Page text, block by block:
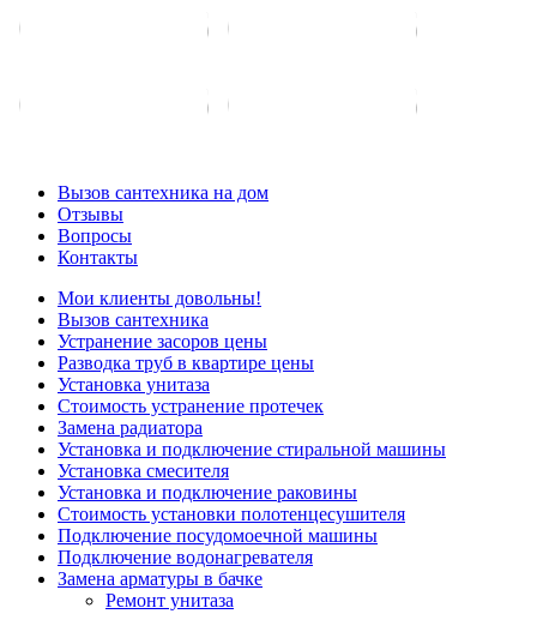
Вызов сантехника на дом
Отзывы
Вопросы
Контакты
Мои клиенты довольны!
Вызов сантехника
Устранение засоров цены
Разводка труб в квартире цены
Установка унитаза
Стоимость устранение протечек
Замена радиатора
Установка и подключение стиральной машины
Установка смесителя
Установка и подключение раковины
Стоимость установки полотенцесушителя
Подключение посудомоечной машины
Подключение водонагревателя
Замена арматуры в бачке
Ремонт унитаза